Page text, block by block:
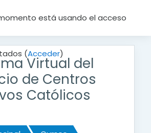
está usando el acceso
(Acceder)
Virtual del
de Centros
Católicos